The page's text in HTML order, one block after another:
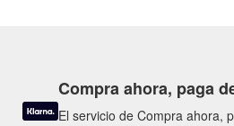
Compra ahora, paga
El servicio de Compra ahora,